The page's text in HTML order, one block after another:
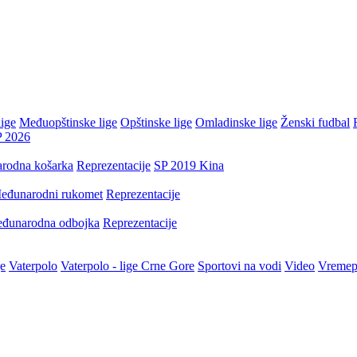
Međuopštinske lige Opštinske lige Omladinske lige Ženski fudbal
2026
košarka Reprezentacije SP 2019 Kina
rukomet Reprezentacije
odbojka Reprezentacije
Vaterpolo Vaterpolo - lige Crne Gore Sportovi na vodi Video